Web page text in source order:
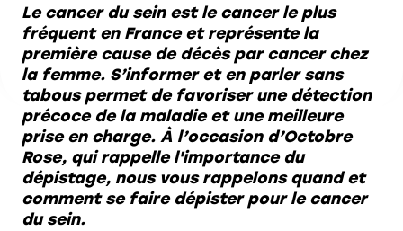
Le cancer du sein est le cancer le plus
fréquent en France et représente la
première cause de décès par cancer chez
la femme. S’informer et en parler sans
tabous permet de favoriser une détection
précoce de la maladie et une meilleure
prise en charge. À l’occasion d’Octobre
Rose, qui rappelle l'importance du
dépistage, nous vous rappelons quand et
comment se faire dépister pour le cancer
du sein.